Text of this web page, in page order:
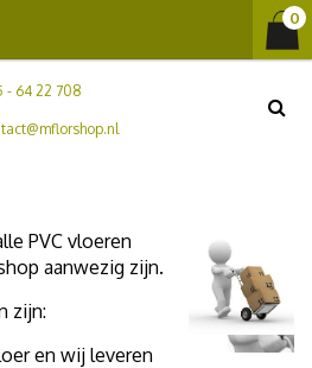
- 64 22 708
PVC vloeren
aanwezig zijn.
zijn:
en wij leveren